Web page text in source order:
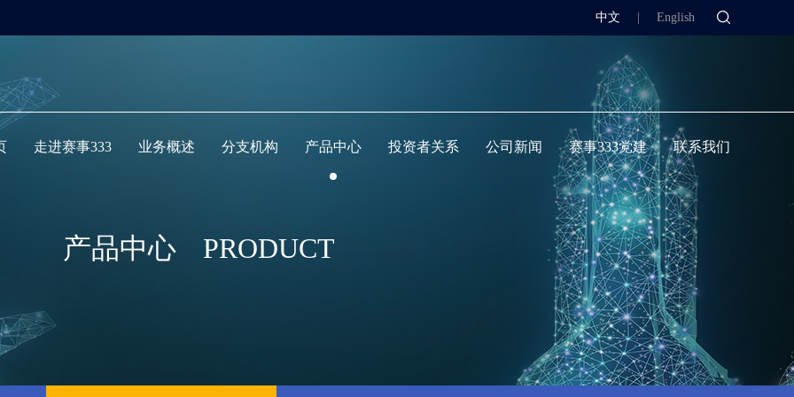
中文 English
走进赛事333 业务概述 分支机构 产品中心 投资者关系 公司新闻 赛事333党建 联系我们
产品中心 PRODUCT